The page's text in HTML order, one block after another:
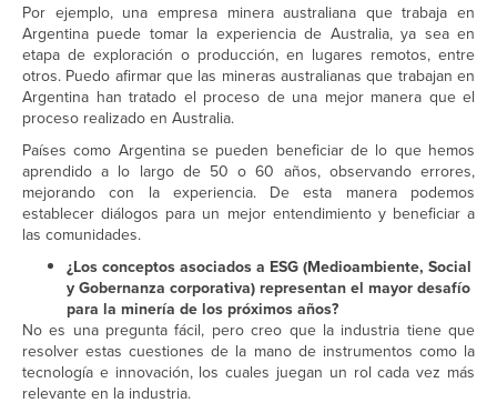
Por ejemplo, una empresa minera australiana que trabaja en
Argentina puede tomar la experiencia de Australia, ya sea en
etapa de exploración o producción, en lugares remotos, entre
otros. Puedo afirmar que las mineras australianas que trabajan en
Argentina han tratado el proceso de una mejor manera que el
proceso realizado en Australia.
Países como Argentina se pueden beneficiar de lo que hemos
aprendido a lo largo de 50 o 60 años, observando errores,
mejorando con la experiencia. De esta manera podemos
establecer diálogos para un mejor entendimiento y beneficiar a
las comunidades.
¿Los conceptos asociados a ESG (Medioambiente, Social
y Gobernanza corporativa) representan el mayor desafío
para la minería de los próximos años?
No es una pregunta fácil, pero creo que la industria tiene que
resolver estas cuestiones de la mano de instrumentos como la
tecnología e innovación, los cuales juegan un rol cada vez más
relevante en la industria.